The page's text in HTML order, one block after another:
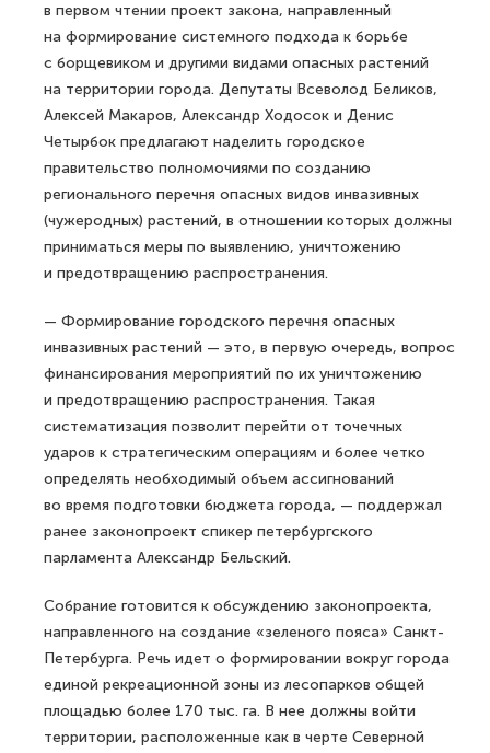
в первом чтении проект закона, направленный
на формирование системного подхода к борьбе
с борщевиком и другими видами опасных растений
на территории города. Депутаты Всеволод Беликов,
Алексей Макаров, Александр Ходосок и Денис
Четырбок предлагают наделить городское
правительство полномочиями по созданию
регионального перечня опасных видов инвазивных
(чужеродных) растений, в отношении которых должны
приниматься меры по выявлению, уничтожению
и предотвращению распространения.
— Формирование городского перечня опасных
инвазивных растений — это, в первую очередь, вопрос
финансирования мероприятий по их уничтожению
и предотвращению распространения. Такая
систематизация позволит перейти от точечных
ударов к стратегическим операциям и более четко
определять необходимый объем ассигнований
во время подготовки бюджета города, — поддержал
ранее законопроект спикер петербургского
парламента Александр Бельский.
Собрание готовится к обсуждению законопроекта,
направленного на создание «зеленого пояса» Санкт-
Петербурга. Речь идет о формировании вокруг города
единой рекреационной зоны из лесопарков общей
площадью более 170 тыс. га. В нее должны войти
территории, расположенные как в черте Северной